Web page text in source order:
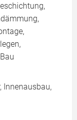
Innenausbau,